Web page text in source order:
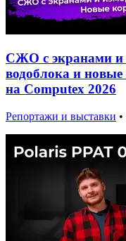
СЖО с экранами и
водоблока и
на Computex 2026
Репортажи и выставки •